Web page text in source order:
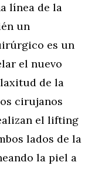
línea de la
un
es un
el nuevo
de la
cirujanos
el lifting
lados de la
la piel a